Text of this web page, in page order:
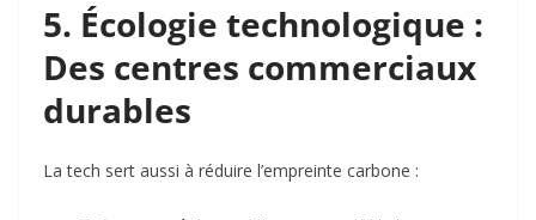
5. Écologie technologique :
Des centres commerciaux
durables
La tech sert aussi à réduire l’empreinte carbone :